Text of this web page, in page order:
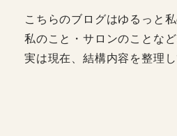
こちらのブログはゆるっと
私のこと・サロンのことな
実は現在、結構内容を整理し